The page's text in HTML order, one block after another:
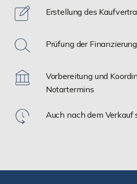
Erstellung des
Prüfung der
Vorbereitung und
Notartermins
Auch nach dem Verkauf